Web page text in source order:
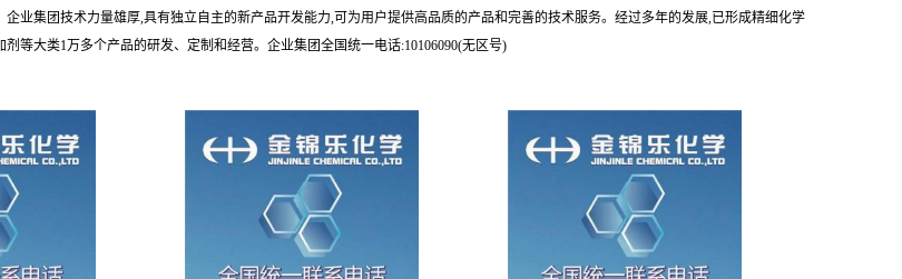
业集团技术力量雄厚,具有独立自主的新产品开发能力,可为用户提供高品质的产品和完善的技术服务。经过多年的发展,已形成精细化学
等大类1万多个产品的研发、定制和经营。企业集团全国统一电话:10106090(无区号)